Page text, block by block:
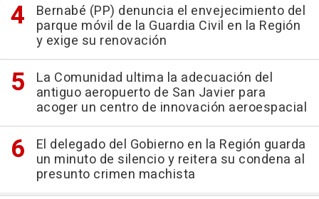
Bernabé (PP) denuncia el envejecimiento del
parque móvil de la Guardia Civil en la Región
y exige su renovación
La Comunidad ultima la adecuación del
antiguo aeropuerto de San Javier para
acoger un centro de innovación aeroespacial
El delegado del Gobierno en la Región guarda
un minuto de silencio y reitera su condena al
presunto crimen machista